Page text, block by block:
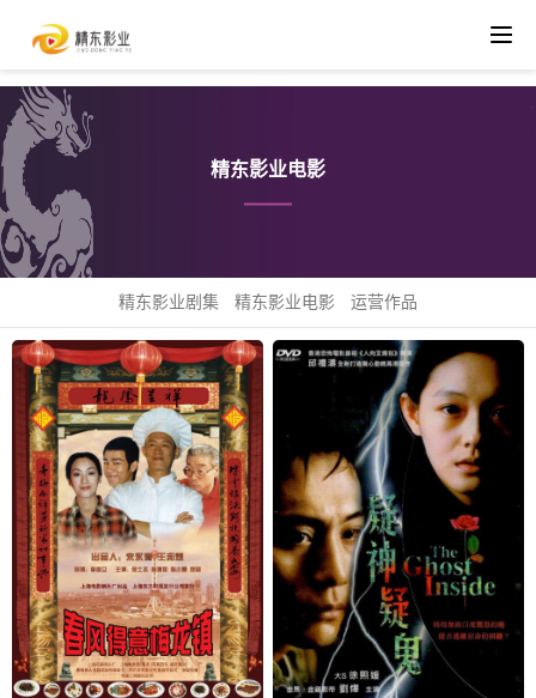
精东影业电影
精东影业剧集 精东影业电影 运营作品